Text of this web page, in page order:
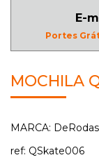
E-
Portes
MOCHILA
MARCA: DeRodas
ref: QSkate006